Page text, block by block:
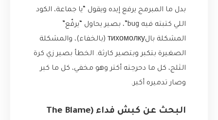
بدل ما المبرمج يرفع إيده ويقول “يا جماعة، الكود
اللي كتبته فيه bug”، بصير يحاول “يرقّع”
المشكلة بالтихомолку (بالخفاء)، والمشكلة
الصغيرة بتكبر وبتصير كارثة. الخطأ بصير زي كرة
الثلج، كل ما دحرجته أكتر وهو مخفي، كل ما كبر
وصار تدميره أكبر.
البحث عن كبش فداء (The Blame